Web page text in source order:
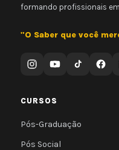
formando profissionais
"O Saber que você
CURSOS
Pós-Graduação
Pós Social